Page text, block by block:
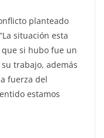
planteado
situación esta
si hubo fue un
trabajo, además
fuerza del
estamos